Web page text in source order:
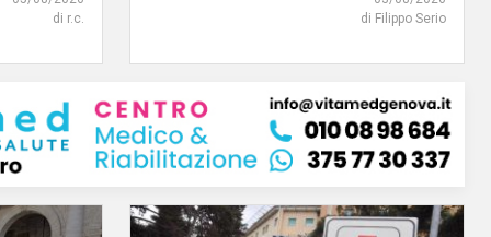
di r.c.
di Filippo Serio